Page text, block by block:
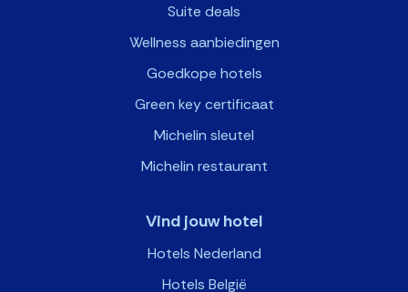
Suite deals
Wellness aanbiedingen
Goedkope hotels
Green key certificaat
Michelin sleutel
Michelin restaurant
Vind jouw hotel
Hotels Nederland
Hotels België